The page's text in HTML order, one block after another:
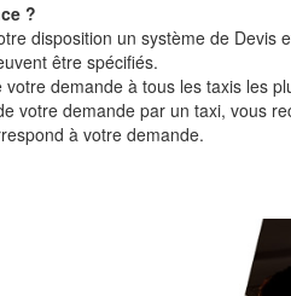
?
disposition un système de Devis
être spécifiés.
votre demande à tous les taxis les
votre demande par un taxi, vous
à votre demande.